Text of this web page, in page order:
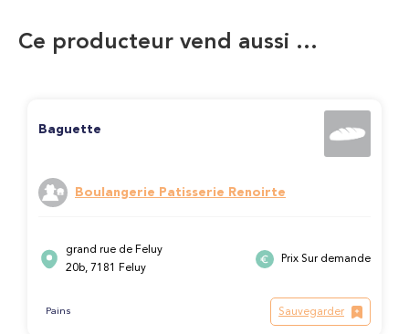
Ce producteur vend aussi …
Baguette
Boulangerie Patisserie Renoirte
grand rue de Feluy
20b, 7181 Feluy
Prix Sur demande
Pains Sauvegarder